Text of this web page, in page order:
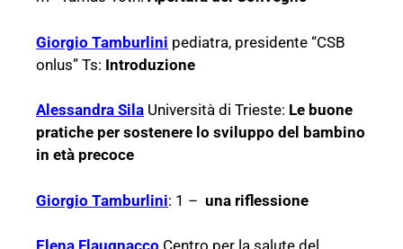
Giorgio Tamburlini pediatra, presidente “CSB
onlus” Ts: Introduzione
Alessandra Sila Università di Trieste: Le buone
pratiche per sostenere lo sviluppo del bambino
in età precoce
Giorgio Tamburlini: 1 – una riflessione